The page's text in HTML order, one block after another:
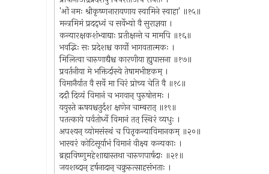
'ओं नमः श्रीकृष्णनारायणाय स्वामिने स्वाहा' ॥१५॥
मन्त्रमिमं प्रदद्ध्वं च सर्वेभ्यो वै सुराज्ञया ।
कन्यारक्षकशंभ्वाद्याः प्रतीक्षन्ते च मामपि ॥१६॥
भवद्भिः सः प्रदेशश्च कार्यो भागवतात्मकः ।
मिलित्वा चारुणाद्यैश्च कारणीया ह्युपासना ॥१७॥
प्रवर्तनीया मे भक्तिर्दास्ये तेषामभीष्टकम् ।
विमानैर्यात वै सर्वे मा चिरं प्रोच्य चेति वै ॥१८॥
ददौ दिव्यं विमानं च भगवान् पुरुषोत्तमः ।
ययुस्ते ऋषयश्चतुर्दश क्षणेन चाम्बरात् ॥१९॥
पतत्काये पर्वतोर्ध्वे विमानं तत् स्थिरं व्यधुः ।
अपश्यन् व्योमसंस्थं च पितृकन्याविमानकम् ॥२०॥
भास्वरं कोटिसूर्याभं विमानं वीक्ष्य कन्यकाः ।
ब्रह्मविष्णुमहेशाद्यास्तथा चारुणपार्षदाः ॥२१॥
जयशब्दान् हर्षनादान् चक्रुरुत्साहसंभताः ।